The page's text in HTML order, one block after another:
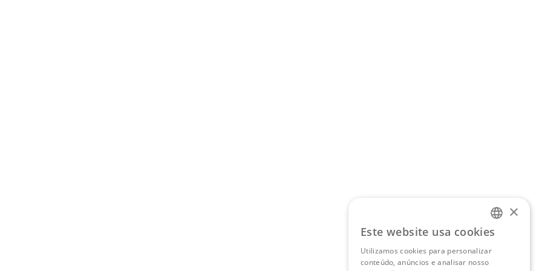
PORTUGUESE
ENGLISH
×
Este website usa cookies
Utilizamos cookies para personalizar
conteúdo, anúncios e analisar nosso